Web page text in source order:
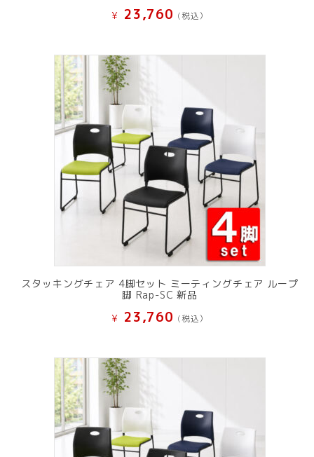
¥ 23,760 (税込）
スタッキングチェア 4脚セット ミーティングチェア ループ
脚 Rap-SC 新品
¥ 23,760 (税込）